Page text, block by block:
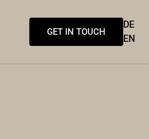
GET IN TOUCH
DE
EN